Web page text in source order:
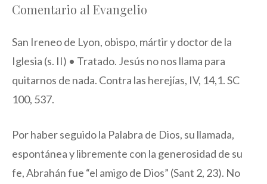
Comentario al Evangelio
San Ireneo de Lyon, obispo, mártir y doctor de la
Iglesia (s. II) • Tratado. Jesús no nos llama para
quitarnos de nada. Contra las herejías, IV, 14,1. SC
100, 537.
Por haber seguido la Palabra de Dios, su llamada,
espontánea y libremente con la generosidad de su
fe, Abrahán fue “el amigo de Dios” (Sant 2, 23). No